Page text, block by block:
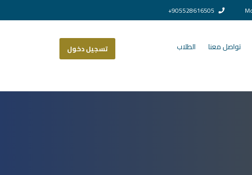
تواصل معنا الطلاب تسجيل دخول